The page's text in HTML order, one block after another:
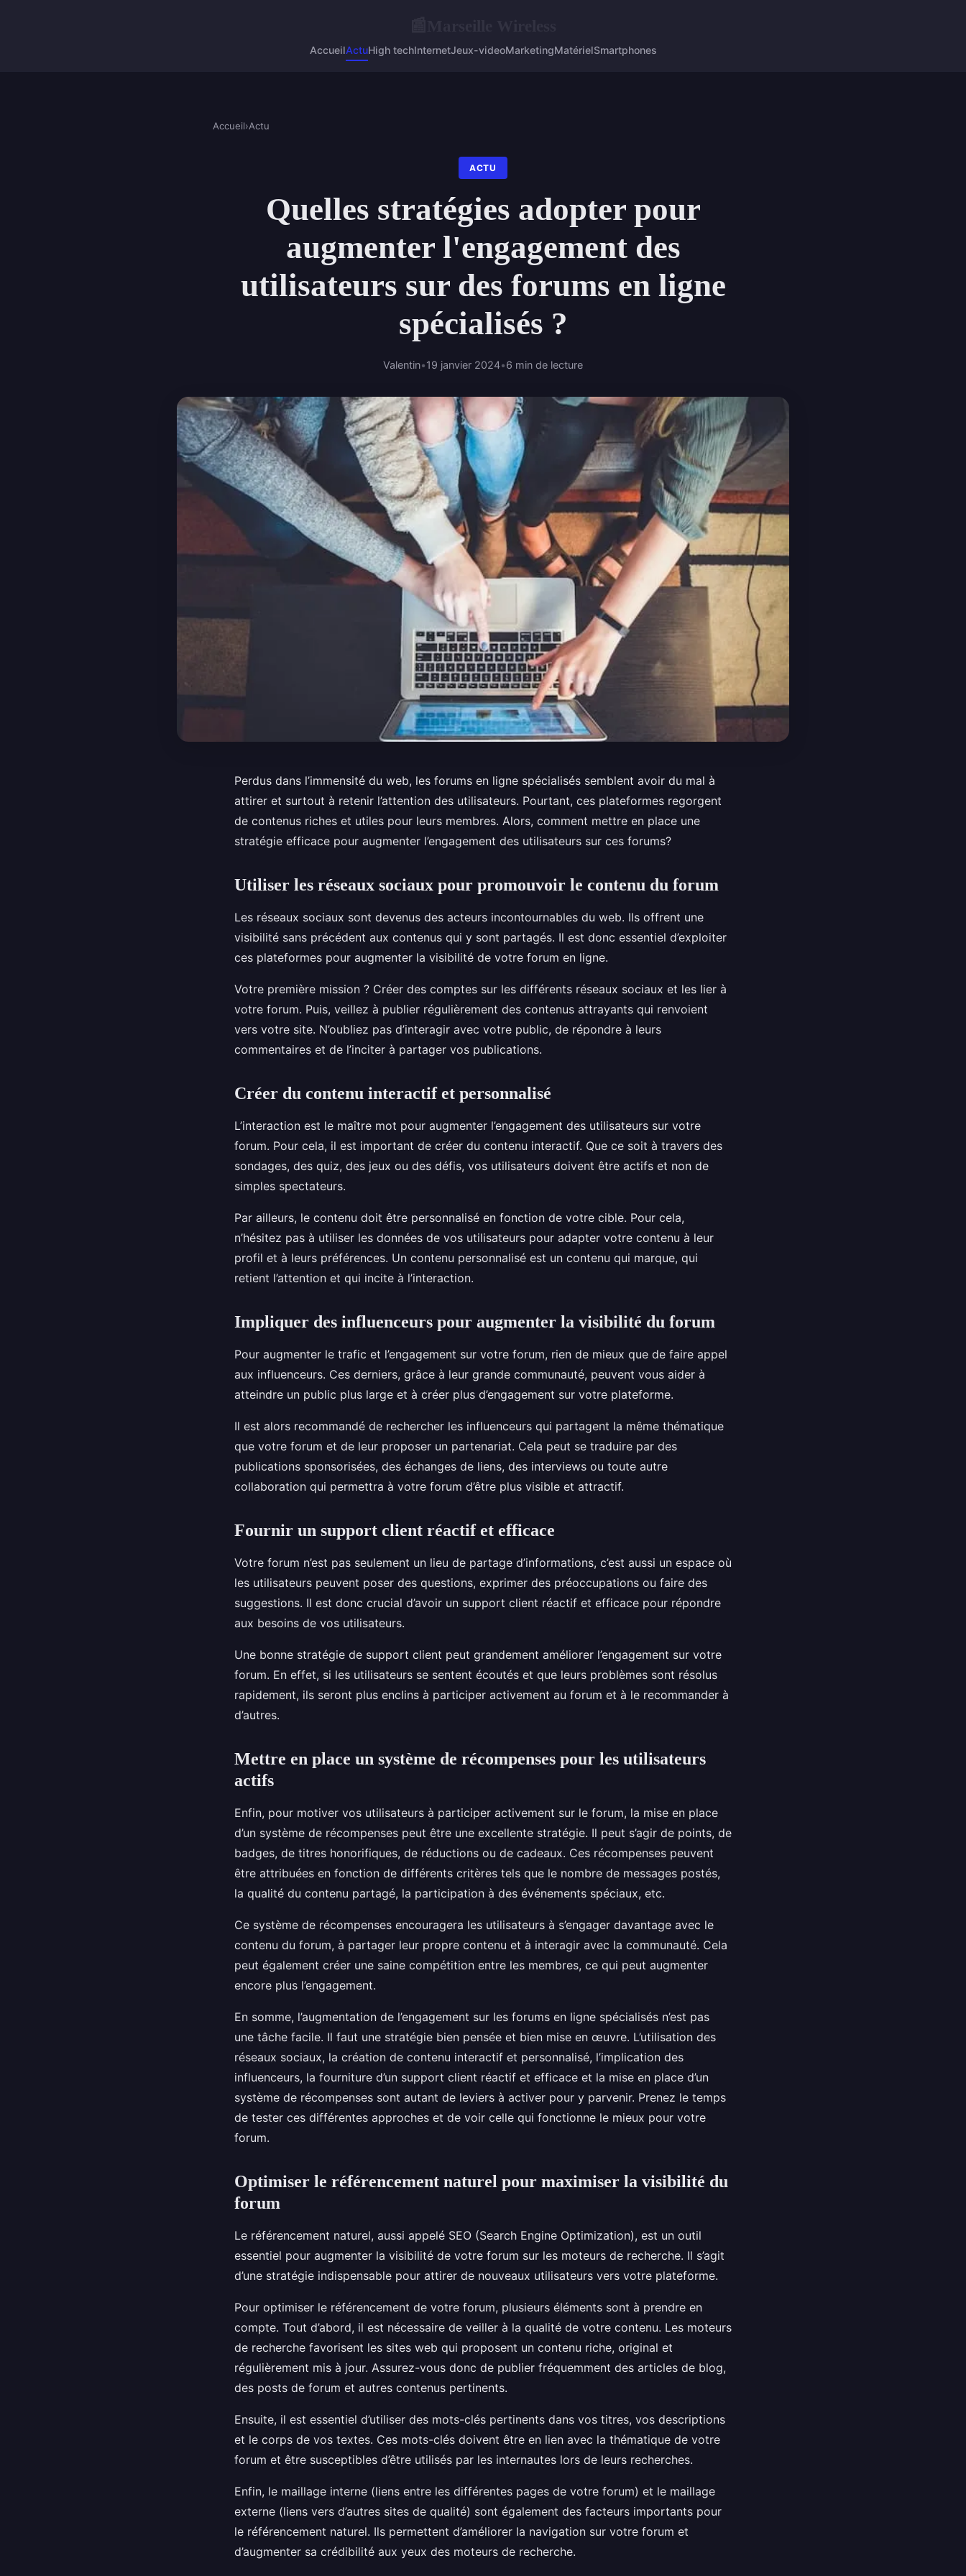
AccueilActuHigh techInternetJeux-videoMarketingMatérielSmartphones
Accueil›Actu
ACTU
Quelles stratégies adopter pour
augmenter l'engagement des
utilisateurs sur des forums en ligne
spécialisés ?
Valentin•19 janvier 2024•6 min de lecture
Perdus dans l’immensité du web, les forums en ligne spécialisés semblent avoir du mal à
attirer et surtout à retenir l’attention des utilisateurs. Pourtant, ces plateformes regorgent
de contenus riches et utiles pour leurs membres. Alors, comment mettre en place une
stratégie efficace pour augmenter l’engagement des utilisateurs sur ces forums?
Utiliser les réseaux sociaux pour promouvoir le contenu du forum
Les réseaux sociaux sont devenus des acteurs incontournables du web. Ils offrent une
visibilité sans précédent aux contenus qui y sont partagés. Il est donc essentiel d’exploiter
ces plateformes pour augmenter la visibilité de votre forum en ligne.
Votre première mission ? Créer des comptes sur les différents réseaux sociaux et les lier à
votre forum. Puis, veillez à publier régulièrement des contenus attrayants qui renvoient
vers votre site. N’oubliez pas d’interagir avec votre public, de répondre à leurs
commentaires et de l’inciter à partager vos publications.
Créer du contenu interactif et personnalisé
L’interaction est le maître mot pour augmenter l’engagement des utilisateurs sur votre
forum. Pour cela, il est important de créer du contenu interactif. Que ce soit à travers des
sondages, des quiz, des jeux ou des défis, vos utilisateurs doivent être actifs et non de
simples spectateurs.
Par ailleurs, le contenu doit être personnalisé en fonction de votre cible. Pour cela,
n’hésitez pas à utiliser les données de vos utilisateurs pour adapter votre contenu à leur
profil et à leurs préférences. Un contenu personnalisé est un contenu qui marque, qui
retient l’attention et qui incite à l’interaction.
Impliquer des influenceurs pour augmenter la visibilité du forum
Pour augmenter le trafic et l’engagement sur votre forum, rien de mieux que de faire appel
aux influenceurs. Ces derniers, grâce à leur grande communauté, peuvent vous aider à
atteindre un public plus large et à créer plus d’engagement sur votre plateforme.
Il est alors recommandé de rechercher les influenceurs qui partagent la même thématique
que votre forum et de leur proposer un partenariat. Cela peut se traduire par des
publications sponsorisées, des échanges de liens, des interviews ou toute autre
collaboration qui permettra à votre forum d’être plus visible et attractif.
Fournir un support client réactif et efficace
Votre forum n’est pas seulement un lieu de partage d’informations, c’est aussi un espace où
les utilisateurs peuvent poser des questions, exprimer des préoccupations ou faire des
suggestions. Il est donc crucial d’avoir un support client réactif et efficace pour répondre
aux besoins de vos utilisateurs.
Une bonne stratégie de support client peut grandement améliorer l’engagement sur votre
forum. En effet, si les utilisateurs se sentent écoutés et que leurs problèmes sont résolus
rapidement, ils seront plus enclins à participer activement au forum et à le recommander à
d’autres.
Mettre en place un système de récompenses pour les utilisateurs
actifs
Enfin, pour motiver vos utilisateurs à participer activement sur le forum, la mise en place
d’un système de récompenses peut être une excellente stratégie. Il peut s’agir de points, de
badges, de titres honorifiques, de réductions ou de cadeaux. Ces récompenses peuvent
être attribuées en fonction de différents critères tels que le nombre de messages postés,
la qualité du contenu partagé, la participation à des événements spéciaux, etc.
Ce système de récompenses encouragera les utilisateurs à s’engager davantage avec le
contenu du forum, à partager leur propre contenu et à interagir avec la communauté. Cela
peut également créer une saine compétition entre les membres, ce qui peut augmenter
encore plus l’engagement.
En somme, l’augmentation de l’engagement sur les forums en ligne spécialisés n’est pas
une tâche facile. Il faut une stratégie bien pensée et bien mise en œuvre. L’utilisation des
réseaux sociaux, la création de contenu interactif et personnalisé, l’implication des
influenceurs, la fourniture d’un support client réactif et efficace et la mise en place d’un
système de récompenses sont autant de leviers à activer pour y parvenir. Prenez le temps
de tester ces différentes approches et de voir celle qui fonctionne le mieux pour votre
forum.
Optimiser le référencement naturel pour maximiser la visibilité du
forum
Le référencement naturel, aussi appelé SEO (Search Engine Optimization), est un outil
essentiel pour augmenter la visibilité de votre forum sur les moteurs de recherche. Il s’agit
d’une stratégie indispensable pour attirer de nouveaux utilisateurs vers votre plateforme.
Pour optimiser le référencement de votre forum, plusieurs éléments sont à prendre en
compte. Tout d’abord, il est nécessaire de veiller à la qualité de votre contenu. Les moteurs
de recherche favorisent les sites web qui proposent un contenu riche, original et
régulièrement mis à jour. Assurez-vous donc de publier fréquemment des articles de blog,
des posts de forum et autres contenus pertinents.
Ensuite, il est essentiel d’utiliser des mots-clés pertinents dans vos titres, vos descriptions
et le corps de vos textes. Ces mots-clés doivent être en lien avec la thématique de votre
forum et être susceptibles d’être utilisés par les internautes lors de leurs recherches.
Enfin, le maillage interne (liens entre les différentes pages de votre forum) et le maillage
externe (liens vers d’autres sites de qualité) sont également des facteurs importants pour
le référencement naturel. Ils permettent d’améliorer la navigation sur votre forum et
d’augmenter sa crédibilité aux yeux des moteurs de recherche.